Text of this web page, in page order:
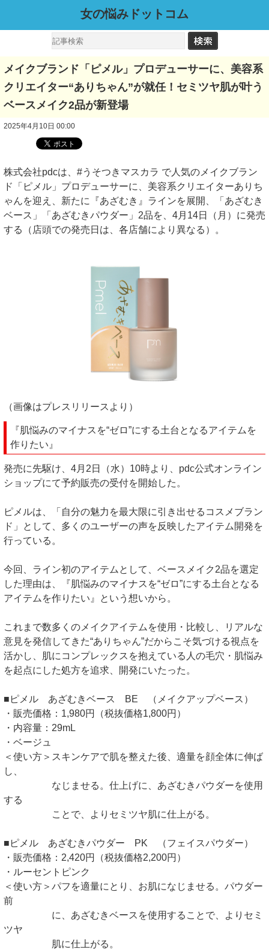
女の悩みドットコム
メイクブランド「ピメル」プロデューサーに、美容系
クリエイター“ありちゃん”が就任！セミツヤ肌が叶う
ベースメイク2品が新登場
2025年4月10日 00:00
株式会社pdcは、#うそつきマスカラ で人気のメイクブラン
ド「ピメル」プロデューサーに、美容系クリエイターありち
ゃんを迎え、新たに『あざむき』ラインを展開、「あざむき
ベース」「あざむきパウダー」2品を、4月14日（月）に発売
する（店頭での発売日は、各店舗により異なる）。
（画像はプレスリリースより）
『肌悩みのマイナスを“ゼロ”にする土台となるアイテムを
作りたい』
発売に先駆け、4月2日（水）10時より、pdc公式オンライン
ショップにて予約販売の受付を開始した。
ピメルは、「自分の魅力を最大限に引き出せるコスメブラン
ド」として、多くのユーザーの声を反映したアイテム開発を
行っている。
今回、ライン初のアイテムとして、ベースメイク2品を選定
した理由は、『肌悩みのマイナスを“ゼロ”にする土台となる
アイテムを作りたい』という想いから。
これまで数多くのメイクアイテムを使用・比較し、リアルな
意見を発信してきた“ありちゃん”だからこそ気づける視点を
活かし、肌にコンプレックスを抱えている人の毛穴・肌悩み
を起点にした処方を追求、開発にいたった。
■ピメル あざむきベース BE （メイクアップベース）
・販売価格：1,980円（税抜価格1,800円）
・内容量：29mL
・ベージュ
＜使い方＞スキンケアで肌を整えた後、適量を顔全体に伸ば
し、
なじませる。仕上げに、あざむきパウダーを使用
する
ことで、よりセミツヤ肌に仕上がる。
■ピメル あざむきパウダー PK （フェイスパウダー）
・販売価格：2,420円（税抜価格2,200円）
・ルーセントピンク
＜使い方＞パフを適量にとり、お肌になじませる。パウダー
前
に、あざむきベースを使用することで、よりセミ
ツヤ
肌に仕上がる。